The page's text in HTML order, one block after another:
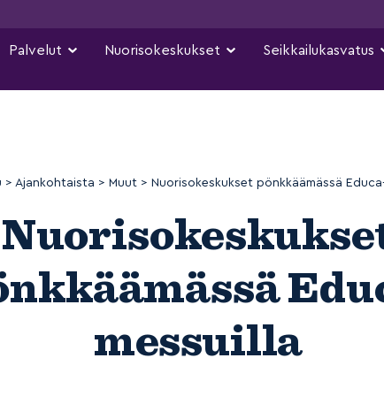
Palvelut Nuorisokeskukset Seikkailukasvatus
> Ajankohtaista > Muut> Nuorisokeskukset pönkkäämässä
messuilla